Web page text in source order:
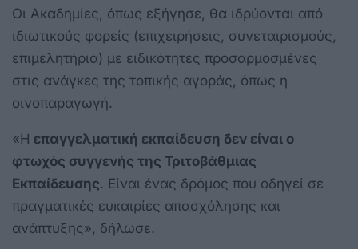
Οι Ακαδημίες, όπως εξήγησε, θα ιδρύονται από
ιδιωτικούς φορείς (επιχειρήσεις, συνεταιρισμούς,
επιμελητήρια) με ειδικότητες προσαρμοσμένες
στις ανάγκες της τοπικής αγοράς, όπως η
οινοπαραγωγή.
«Η επαγγελματική εκπαίδευση δεν είναι ο
φτωχός συγγενής της Τριτοβάθμιας
Εκπαίδευσης. Είναι ένας δρόμος που οδηγεί σε
πραγματικές ευκαιρίες απασχόλησης και
ανάπτυξης», δήλωσε.